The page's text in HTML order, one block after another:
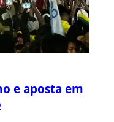
e aposta em